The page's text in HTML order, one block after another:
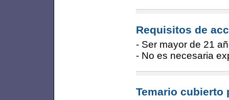
Requisitos de
- Ser mayor de 21
- No es necesaria
Temario cubierto